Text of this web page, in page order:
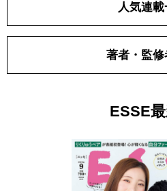
人気連
著者・監
ESSE